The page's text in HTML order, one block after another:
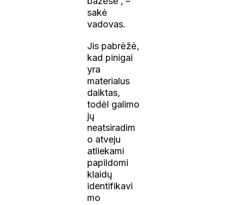
sakė
vadovas.
Jis pabrėžė,
kad pinigai
yra
materialus
daiktas,
todėl galimo
jų
neatsiradim
o atveju
atliekami
papildomi
klaidų
identifikavi
mo